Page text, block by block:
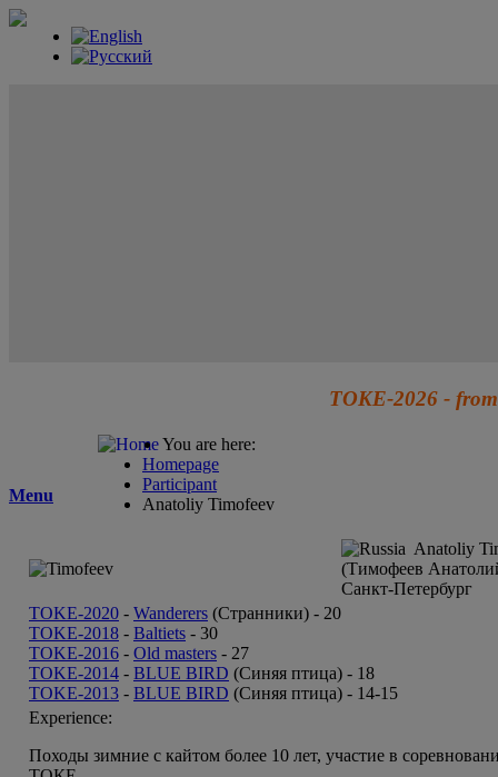
TOKE-2026 -
Menu
You are here:
Homepage
Participant
Anatoliy Timofeev
Anatoliy
(Тимофеев
Санкт-Петербург
TOKE-2020 - Wanderers (Странники) - 20
TOKE-2018 - Baltiets - 30
TOKE-2016 - Old masters - 27
TOKE-2014 - BLUE BIRD (Синяя птица) - 18
TOKE-2013 - BLUE BIRD (Синяя птица) - 14-15
Experience:
Походы зимние с кайтом более 10 лет, участие в